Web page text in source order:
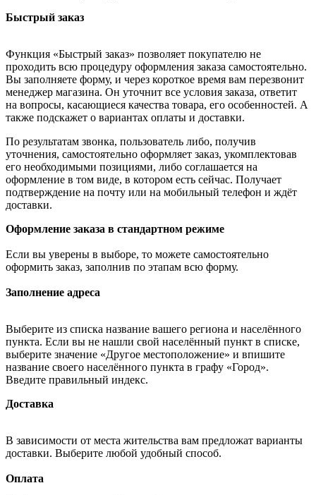
Быстрый заказ
Функция «Быстрый заказ» позволяет покупателю не
проходить всю процедуру оформления заказа самостоятельно.
Вы заполняете форму, и через короткое время вам перезвонит
менеджер магазина. Он уточнит все условия заказа, ответит
на вопросы, касающиеся качества товара, его особенностей. А
также подскажет о вариантах оплаты и доставки.
По результатам звонка, пользователь либо, получив
уточнения, самостоятельно оформляет заказ, укомплектовав
его необходимыми позициями, либо соглашается на
оформление в том виде, в котором есть сейчас. Получает
подтверждение на почту или на мобильный телефон и ждёт
доставки.
Оформление заказа в стандартном режиме
Если вы уверены в выборе, то можете самостоятельно
оформить заказ, заполнив по этапам всю форму.
Заполнение адреса
Выберите из списка название вашего региона и населённого
пункта. Если вы не нашли свой населённый пункт в списке,
выберите значение «Другое местоположение» и впишите
название своего населённого пункта в графу «Город».
Введите правильный индекс.
Доставка
В зависимости от места жительства вам предложат варианты
доставки. Выберите любой удобный способ.
Оплата